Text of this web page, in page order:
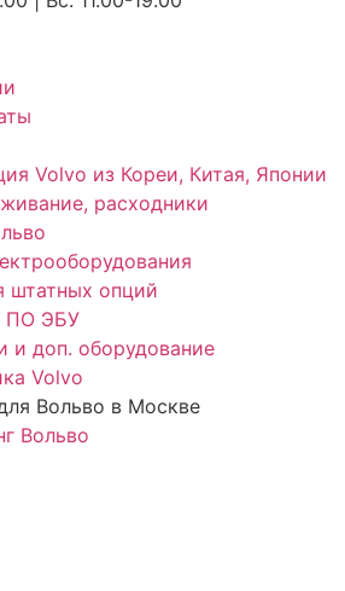
Volvo из Кореи, Китая, Японии
расходники
штатных опций
ПО ЭБУ
и доп. оборудование
Volvo
Вольво в Москве
Вольво